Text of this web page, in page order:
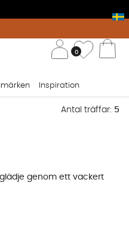
0
Inspiration
Antal träffar: 5
genom ett vackert